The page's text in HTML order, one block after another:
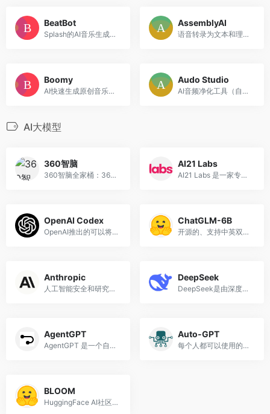
BeatBot
Splash的AI音乐生成器，输入文本提示快速生成歌曲。
AssemblyAI
语音转录为文本和理解语音数据的AI模型
Boomy
AI快速生成原创音乐的平台
Audo Studio
AI音频净化工具（自动去除背景噪音并增强语音效果）
AI大模型
360智脑
360智脑全家桶：360智脑、智脑版360搜索、360浏览器智脑版、360智绘、AI数字员工、 360智脑桌面版
AI21 Labs
AI21 Labs 是一家专注于自然语言处理 (NLP) 的以色列公司，该公司开发能够理解和生成自然语言的人工智能系统。
OpenAI Codex
OpenAI推出的可以将自然语言转化为代码的训练模型
ChatGLM-6B
开源的、支持中英双语问答的对话语言模型
Anthropic
人工智能安全和研究公司
DeepSeek
DeepSeek是由深度求索公司推出的一款自研混合专家（MoE）模型，其目标是突破当前大语言模型的性能瓶颈。
AgentGPT
AgentGPT 是一个自主 AI 代理平台，使用户能够直接在浏览器中创建和部署可定制的自主 AI 代理
Auto-GPT
每个人都可以使用的开源人工智能助手
BLOOM
HuggingFace AI社区推出的大型语言模型（LLM）